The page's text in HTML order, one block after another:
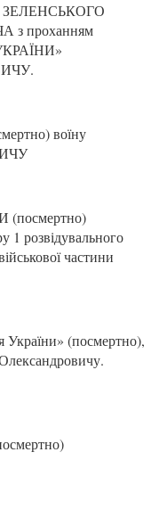
- ЗЕЛЕНСЬКОГО
проханням
воїну
(посмертно)
1 розвідувального
частини
України» (посмертно),